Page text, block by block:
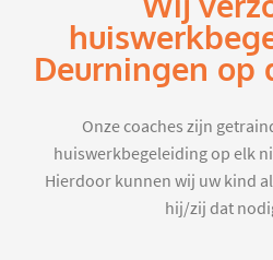
Deurningen op
Onze coaches zijn
huiswerkbegeleiding op elk
Hierdoor kunnen wij uw kind
hij/zij dat